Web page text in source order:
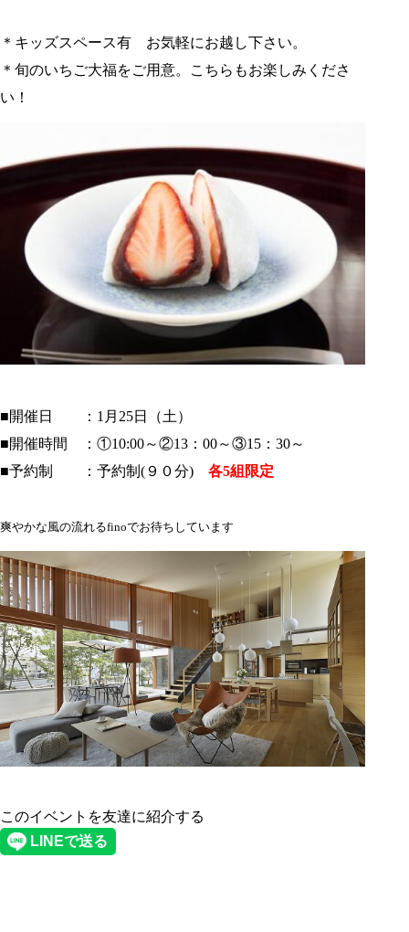
＊キッズスペース有 お気軽にお越し下さい。
＊旬のいちご大福をご用意。こちらもお楽しみくださ
い！
■開催日 ：1月25日（土）
■開催時間 ：①10:00～②13：00～③15：30～
■予約制 ：予約制(９０分) 各5組限定
爽やかな風の流れるfinoでお待ちしています
このイベントを友達に紹介する